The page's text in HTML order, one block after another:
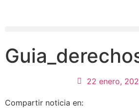
22 enero,
Compartir noticia en: